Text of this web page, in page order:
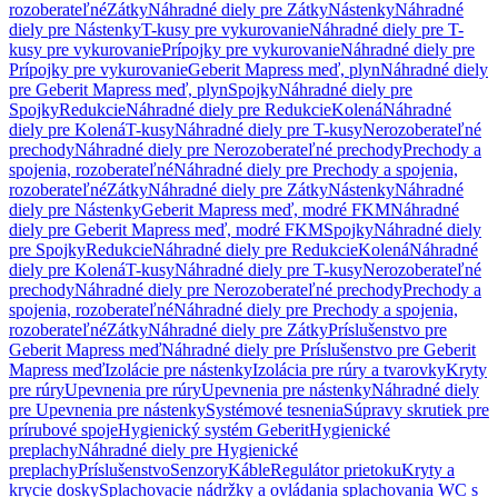
rozoberateľnéZátkyNáhradné diely pre ZátkyNástenkyNáhradné
diely pre NástenkyT-kusy pre vykurovanieNáhradné diely pre T-
kusy pre vykurovaniePrípojky pre vykurovanieNáhradné diely pre
Prípojky pre vykurovanieGeberit Mapress meď, plynNáhradné diely
pre Geberit Mapress meď, plynSpojkyNáhradné diely pre
SpojkyRedukcieNáhradné diely pre RedukcieKolenáNáhradné
diely pre KolenáT-kusyNáhradné diely pre T-kusyNerozoberateľné
prechodyNáhradné diely pre Nerozoberateľné prechodyPrechody a
spojenia, rozoberateľnéNáhradné diely pre Prechody a spojenia,
rozoberateľnéZátkyNáhradné diely pre ZátkyNástenkyNáhradné
diely pre NástenkyGeberit Mapress meď, modré FKMNáhradné
diely pre Geberit Mapress meď, modré FKMSpojkyNáhradné diely
pre SpojkyRedukcieNáhradné diely pre RedukcieKolenáNáhradné
diely pre KolenáT-kusyNáhradné diely pre T-kusyNerozoberateľné
prechodyNáhradné diely pre Nerozoberateľné prechodyPrechody a
spojenia, rozoberateľnéNáhradné diely pre Prechody a spojenia,
rozoberateľnéZátkyNáhradné diely pre ZátkyPríslušenstvo pre
Geberit Mapress meďNáhradné diely pre Príslušenstvo pre Geberit
Mapress meďIzolácie pre nástenkyIzolácia pre rúry a tvarovkyKryty
pre rúryUpevnenia pre rúryUpevnenia pre nástenkyNáhradné diely
pre Upevnenia pre nástenkySystémové tesneniaSúpravy skrutiek pre
prírubové spojeHygienický systém GeberitHygienické
preplachyNáhradné diely pre Hygienické
preplachyPríslušenstvoSenzoryKábleRegulátor prietokuKryty a
krycie doskySplachovacie nádržky a ovládania splachovania WC s